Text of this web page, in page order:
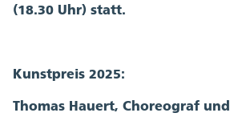
(18.30 Uhr) statt.
Kunstpreis 2025:
Thomas Hauert, Choreograf